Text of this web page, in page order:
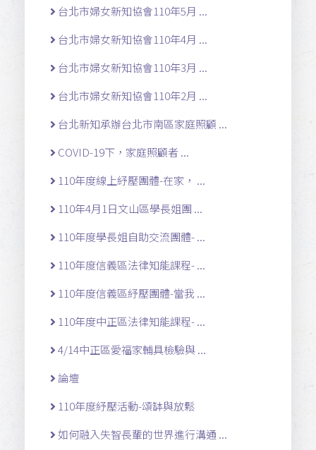
台北市婦女新知協會110年5月 ...
台北市婦女新知協會110年4月 ...
台北市婦女新知協會110年3月 ...
台北市婦女新知協會110年2月 ...
台北新知承辦台北市南區家庭照顧 ...
COVID-19下，家庭照顧者 ...
110年度線上紓壓團體-在家， ...
110年4月1日文山區學長姐團 ...
110年度學長姐自助交流團體- ...
110年度信義區法律知能課程- ...
110年度信義區紓壓團體-當我 ...
110年度中正區法律知能課程- ...
4/14中正區愛福家輔具檢驗與 ...
論壇
110年度紓壓活動-頌缽與放鬆
如何融入失智長輩的世界進行溝通 ...